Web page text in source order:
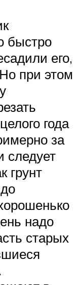
быстро
его,
при этом
года
за
следует
грунт
надо
старых